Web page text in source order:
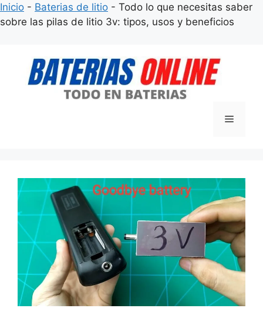
Inicio - Baterias de litio - Todo lo que necesitas saber
sobre las pilas de litio 3v: tipos, usos y beneficios
contenido
Menú